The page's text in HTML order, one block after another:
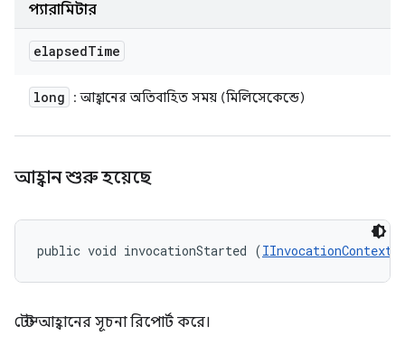
প্যারামিটার
elapsedTime
long : আহ্বানের অতিবাহিত সময় (মিলিসেকেন্ডে)
আহ্বান শুরু হয়েছে
public void invocationStarted (IInvocationContext
টেস্ট আহ্বানের সূচনা রিপোর্ট করে।